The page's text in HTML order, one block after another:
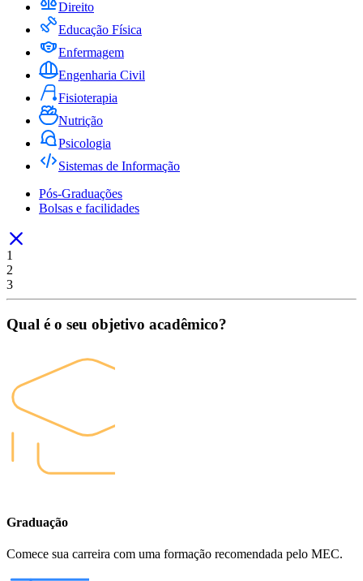
Direito
Educação Física
Enfermagem
Engenharia Civil
Fisioterapia
Nutrição
Psicologia
Sistemas de Informação
Pós-Graduações
Bolsas e facilidades
1
2
3
Qual é o seu objetivo acadêmico?
Graduação
Comece sua carreira com uma formação recomendada pelo MEC.